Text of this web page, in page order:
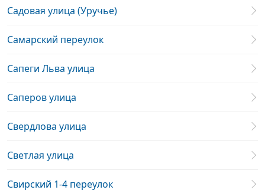
Садовая улица (Уручье)
Самарский переулок
Сапеги Льва улица
Саперов улица
Свердлова улица
Светлая улица
Свирский 1-4 переулок